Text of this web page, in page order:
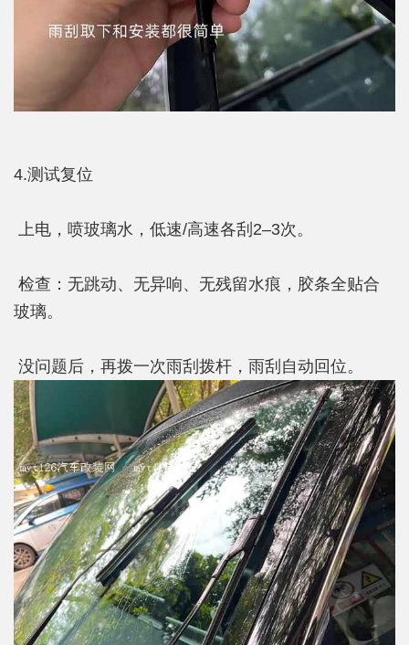
4.测试复位
上电，喷玻璃水，低速/高速各刮2–3次。
检查：无跳动、无异响、无残留水痕，胶条全贴合
玻璃。
没问题后，再拨一次雨刮拨杆，雨刮自动回位。